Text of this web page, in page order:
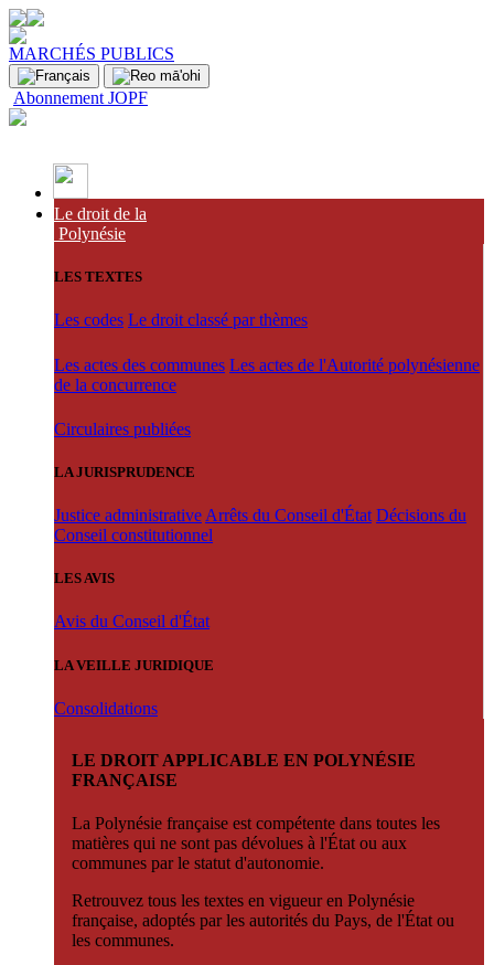
MARCHÉS PUBLICS
Abonnement JOPF
Le droit de la
Polynésie
LES TEXTES
Les codes Le droit classé par thèmes
Les actes des communes Les actes de l'Autorité polynésienne
de la concurrence
Circulaires publiées
LA JURISPRUDENCE
Justice administrative Arrêts du Conseil d'État Décisions du
Conseil constitutionnel
LES AVIS
Avis du Conseil d'État
LA VEILLE JURIDIQUE
Consolidations
LE DROIT APPLICABLE EN POLYNÉSIE
FRANÇAISE
La Polynésie française est compétente dans toutes les
matières qui ne sont pas dévolues à l'État ou aux
communes par le statut d'autonomie.
Retrouvez tous les textes en vigueur en Polynésie
française, adoptés par les autorités du Pays, de l'État ou
les communes.